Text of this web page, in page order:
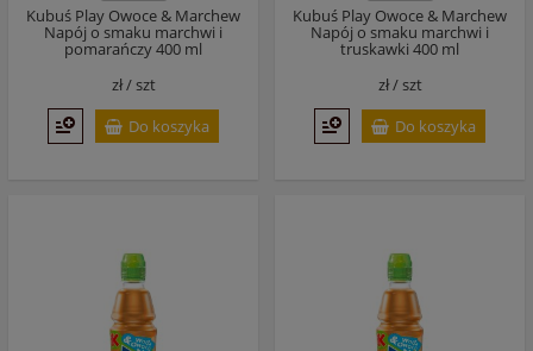
Kubuś Play Owoce & Marchew
Napój o smaku marchwi i
pomarańczy 400 ml
zł /szt
Do koszyka
Kubuś Play Owoce & Marchew
Napój o smaku marchwi i
truskawki 400 ml
zł /szt
Do koszyka